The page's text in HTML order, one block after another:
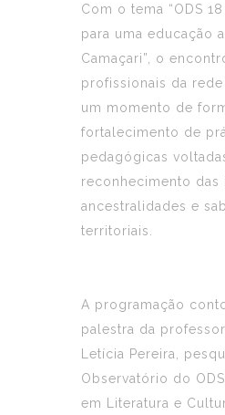
Com o tema “ODS
para uma educação
Camaçari”, o
profissionais da
um momento de
fortalecimento de
pedagógicas
reconhecimento das
ancestralidades e
territoriais.
A programação
palestra da
Letícia Pereira,
Observatório do
em Literatura e